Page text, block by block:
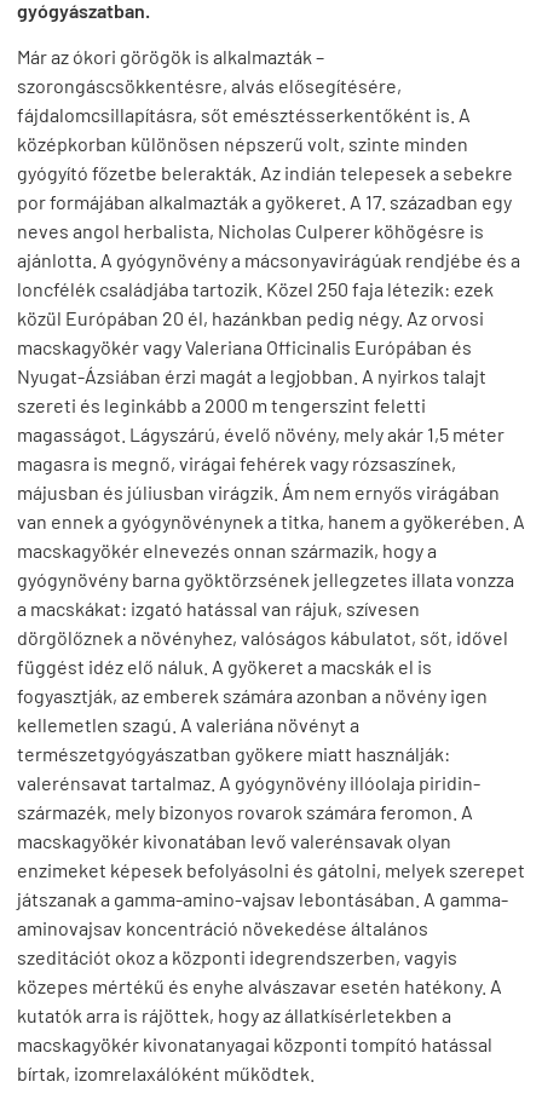
gyógyászatban.
Már az ókori görögök is alkalmazták –
szorongáscsökkentésre, alvás elősegítésére,
fájdalomcsillapításra, sőt emésztésserkentőként is. A
középkorban különösen népszerű volt, szinte minden
gyógyító főzetbe belerakták. Az indián telepesek a sebekre
por formájában alkalmazták a gyökeret. A 17. században egy
neves angol herbalista, Nicholas Culperer köhögésre is
ajánlotta. A gyógynövény a mácsonyavirágúak rendjébe és a
loncfélék családjába tartozik. Közel 250 faja létezik: ezek
közül Európában 20 él, hazánkban pedig négy. Az orvosi
macskagyökér vagy Valeriana Officinalis Európában és
Nyugat-Ázsiában érzi magát a legjobban. A nyirkos talajt
szereti és leginkább a 2000 m tengerszint feletti
magasságot. Lágyszárú, évelő növény, mely akár 1,5 méter
magasra is megnő, virágai fehérek vagy rózsaszínek,
májusban és júliusban virágzik. Ám nem ernyős virágában
van ennek a gyógynövénynek a titka, hanem a gyökerében. A
macskagyökér elnevezés onnan származik, hogy a
gyógynövény barna gyöktörzsének jellegzetes illata vonzza
a macskákat: izgató hatással van rájuk, szívesen
dörgölőznek a növényhez, valóságos kábulatot, sőt, idővel
függést idéz elő náluk. A gyökeret a macskák el is
fogyasztják, az emberek számára azonban a növény igen
kellemetlen szagú. A valeriána növényt a
természetgyógyászatban gyökere miatt használják:
valerénsavat tartalmaz. A gyógynövény illóolaja piridin-
származék, mely bizonyos rovarok számára feromon. A
macskagyökér kivonatában levő valerénsavak olyan
enzimeket képesek befolyásolni és gátolni, melyek szerepet
játszanak a gamma-amino-vajsav lebontásában. A gamma-
aminovajsav koncentráció növekedése általános
szeditációt okoz a központi idegrendszerben, vagyis
közepes mértékű és enyhe alvászavar esetén hatékony. A
kutatók arra is rájöttek, hogy az állatkísérletekben a
macskagyökér kivonatanyagai központi tompító hatással
bírtak, izomrelaxálóként működtek.